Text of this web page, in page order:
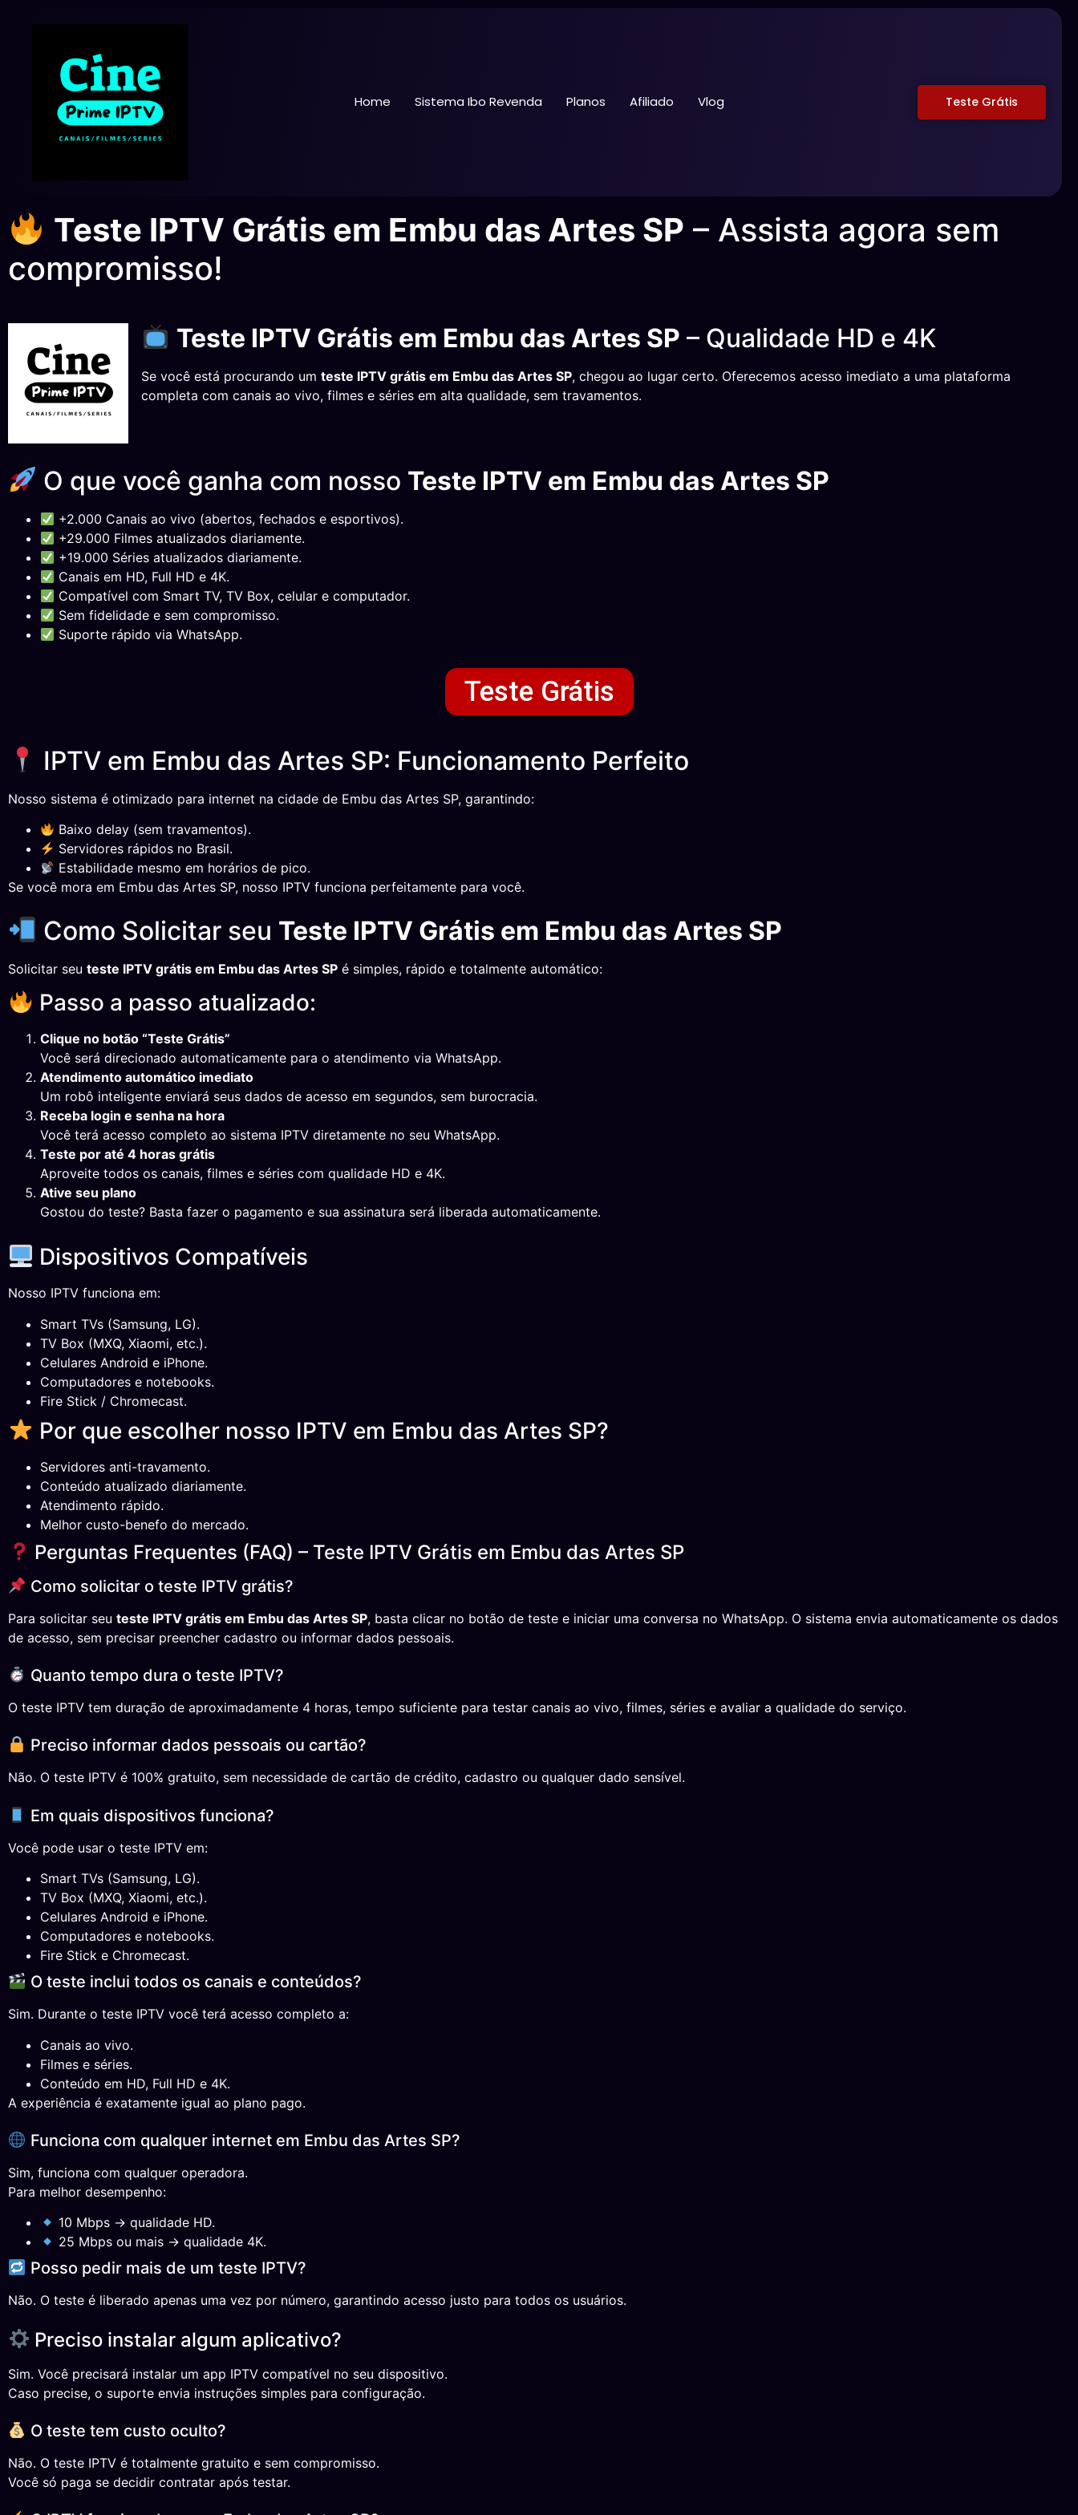
Home Sistema Ibo Revenda Planos Afiliado Vlog Teste Grátis
Teste IPTV Grátis em Embu das Artes SP – Assista agora sem
compromisso!
Teste IPTV Grátis em Embu das Artes SP – Qualidade HD e 4K
Se você está procurando um teste IPTV grátis em Embu das Artes SP, chegou ao lugar certo. Oferecemos acesso imediato a uma plataforma
completa com canais ao vivo, filmes e séries em alta qualidade, sem travamentos.
O que você ganha com nosso Teste IPTV em Embu das Artes SP
+2.000 Canais ao vivo (abertos, fechados e esportivos).
+29.000 Filmes atualizados diariamente.
+19.000 Séries atualizados diariamente.
Canais em HD, Full HD e 4K.
Compatível com Smart TV, TV Box, celular e computador.
Sem fidelidade e sem compromisso.
Suporte rápido via WhatsApp.
Teste Grátis
IPTV em Embu das Artes SP: Funcionamento Perfeito
Nosso sistema é otimizado para internet na cidade de Embu das Artes SP, garantindo:
Baixo delay (sem travamentos).
Servidores rápidos no Brasil.
Estabilidade mesmo em horários de pico.
Se você mora em Embu das Artes SP, nosso IPTV funciona perfeitamente para você.
Como Solicitar seu Teste IPTV Grátis em Embu das Artes SP
Solicitar seu teste IPTV grátis em Embu das Artes SP é simples, rápido e totalmente automático:
Passo a passo atualizado:
Clique no botão “Teste Grátis”
Você será direcionado automaticamente para o atendimento via WhatsApp.
Atendimento automático imediato
Um robô inteligente enviará seus dados de acesso em segundos, sem burocracia.
Receba login e senha na hora
Você terá acesso completo ao sistema IPTV diretamente no seu WhatsApp.
Teste por até 4 horas grátis
Aproveite todos os canais, filmes e séries com qualidade HD e 4K.
Ative seu plano
Gostou do teste? Basta fazer o pagamento e sua assinatura será liberada automaticamente.
Dispositivos Compatíveis
Nosso IPTV funciona em:
Smart TVs (Samsung, LG).
TV Box (MXQ, Xiaomi, etc.).
Celulares Android e iPhone.
Computadores e notebooks.
Fire Stick / Chromecast.
Por que escolher nosso IPTV em Embu das Artes SP?
Servidores anti-travamento.
Conteúdo atualizado diariamente.
Atendimento rápido.
Melhor custo-benefo do mercado.
Perguntas Frequentes (FAQ) – Teste IPTV Grátis em Embu das Artes SP
Como solicitar o teste IPTV grátis?
Para solicitar seu teste IPTV grátis em Embu das Artes SP, basta clicar no botão de teste e iniciar uma conversa no WhatsApp. O sistema envia automaticamente os dados
de acesso, sem precisar preencher cadastro ou informar dados pessoais.
Quanto tempo dura o teste IPTV?
O teste IPTV tem duração de aproximadamente 4 horas, tempo suficiente para testar canais ao vivo, filmes, séries e avaliar a qualidade do serviço.
Preciso informar dados pessoais ou cartão?
Não. O teste IPTV é 100% gratuito, sem necessidade de cartão de crédito, cadastro ou qualquer dado sensível.
Em quais dispositivos funciona?
Você pode usar o teste IPTV em:
Smart TVs (Samsung, LG).
TV Box (MXQ, Xiaomi, etc.).
Celulares Android e iPhone.
Computadores e notebooks.
Fire Stick e Chromecast.
O teste inclui todos os canais e conteúdos?
Sim. Durante o teste IPTV você terá acesso completo a:
Canais ao vivo.
Filmes e séries.
Conteúdo em HD, Full HD e 4K.
A experiência é exatamente igual ao plano pago.
Funciona com qualquer internet em Embu das Artes SP?
Sim, funciona com qualquer operadora.
Para melhor desempenho:
10 Mbps → qualidade HD.
25 Mbps ou mais → qualidade 4K.
Posso pedir mais de um teste IPTV?
Não. O teste é liberado apenas uma vez por número, garantindo acesso justo para todos os usuários.
Preciso instalar algum aplicativo?
Sim. Você precisará instalar um app IPTV compatível no seu dispositivo.
Caso precise, o suporte envia instruções simples para configuração.
O teste tem custo oculto?
Não. O teste IPTV é totalmente gratuito e sem compromisso.
Você só paga se decidir contratar após testar.